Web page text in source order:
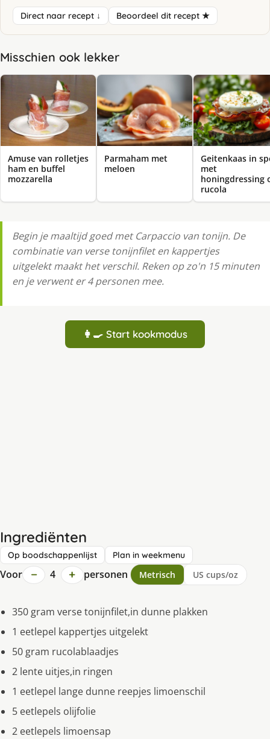
Direct naar recept ↓ Beoordeel dit recept ★
Misschien ook lekker
Amuse van rolletjes
ham en buffel
mozzarella
Parmaham met
meloen
Geitenkaas in
met
honingdressing
rucola
Begin je maaltijd goed met Carpaccio van tonijn. De
combinatie van verse tonijnfilet en kappertjes
uitgelekt maakt het verschil. Reken op zo'n 15 minuten
en je verwent er 4 personen mee.
👩‍🍳 Start kookmodus
Ingrediënten
Op boodschappenlijst Plan in weekmenu
Voor − 4 + personen Metrisch US cups/oz
350 gram verse tonijnfilet,in dunne plakken
1 eetlepel kappertjes uitgelekt
50 gram rucolablaadjes
2 lente uitjes,in ringen
1 eetlepel lange dunne reepjes limoenschil
5 eetlepels olijfolie
2 eetlepels limoensap